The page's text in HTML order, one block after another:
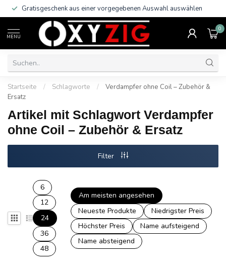
Gratisgeschenk aus einer vorgegebenen Auswahl auswählen
MENU
0
Startseite / Schlagworte /
Verdampfer ohne Coil – Zubehör &
Ersatz
Artikel mit Schlagwort Verdampfer
ohne Coil – Zubehör & Ersatz
Filter
6
12
24
36
48
Am meisten angesehen
Neueste Produkte
Niedrigster Preis
Höchster Preis
Name aufsteigend
Name absteigend